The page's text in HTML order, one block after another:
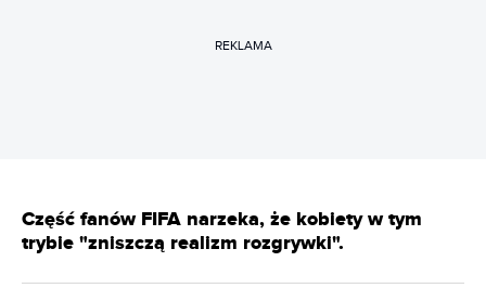
REKLAMA
Część fanów FIFA narzeka, że kobiety w tym
trybie "zniszczą realizm rozgrywki".